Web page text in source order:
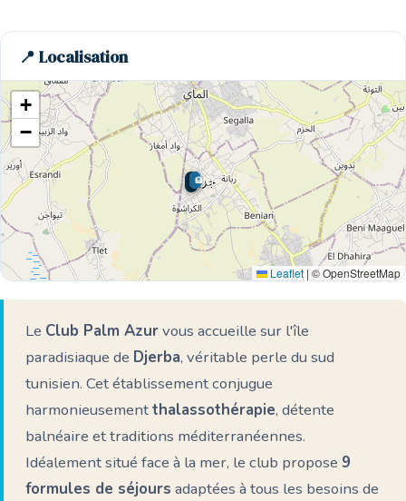
📍 Localisation
🌊 Ici
🏨
🏨
🏨
+
−
Leaflet | © OpenStreetMap
Le Club Palm Azurvous accueille sur l'île
paradisiaque de Djerba, véritable perle du sud
tunisien. Cet établissement conjugue
harmonieusementthalassothérapie, détente
balnéaire et traditions méditerranéennes.
Idéalement situé face à la mer, le club propose 9
formules de séjours adaptées à tous les besoins de